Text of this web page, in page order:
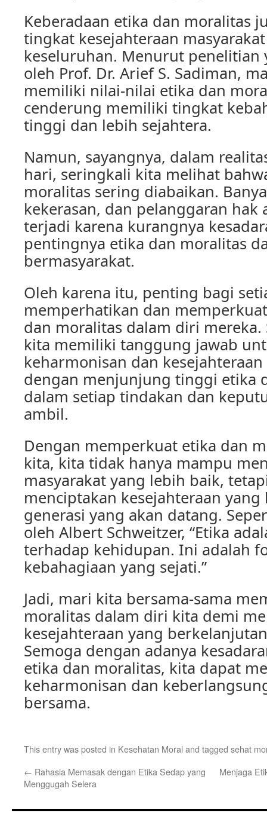
Keberadaan etika dan moralitas
tingkat kesejahteraan
keseluruhan. Menurut penelitian
oleh Prof. Dr. Arief S. Sadiman,
memiliki nilai-nilai etika dan
cenderung memiliki tingkat
tinggi dan lebih sejahtera.
Namun, sayangnya, dalam
hari, seringkali kita melihat
moralitas sering diabaikan.
kekerasan, dan pelanggaran hak
terjadi karena kurangnya
pentingnya etika dan moralitas
bermasyarakat.
Oleh karena itu, penting bagi
memperhatikan dan
dan moralitas dalam diri
kita memiliki tanggung jawab
keharmonisan dan
dengan menjunjung tinggi etika
dalam setiap tindakan dan
ambil.
Dengan memperkuat etika dan
kita, kita tidak hanya mampu
masyarakat yang lebih baik,
menciptakan kesejahteraan
generasi yang akan datang.
oleh Albert Schweitzer, “Etika
terhadap kehidupan. Ini adalah
kebahagiaan yang sejati.”
Jadi, mari kita bersama-sama
moralitas dalam diri kita demi
kesejahteraan yang
Semoga dengan adanya
etika dan moralitas, kita dapat
keharmonisan dan
bersama.
This entry was posted in Kesehatan Moral and tagged sehat
← Rahasia Memasak dengan Etika Sedap yang
Menggugah Selera
Menjaga